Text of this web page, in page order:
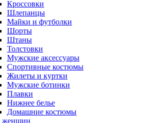
Кроссовки
Шлепанцы
Майки и футболки
Шорты
Штаны
Толстовки
Мужские аксессуары
Спортивные костюмы
Жилеты и куртки
Мужские ботинки
Плавки
Нижнее белье
Домашние костюмы
женщин